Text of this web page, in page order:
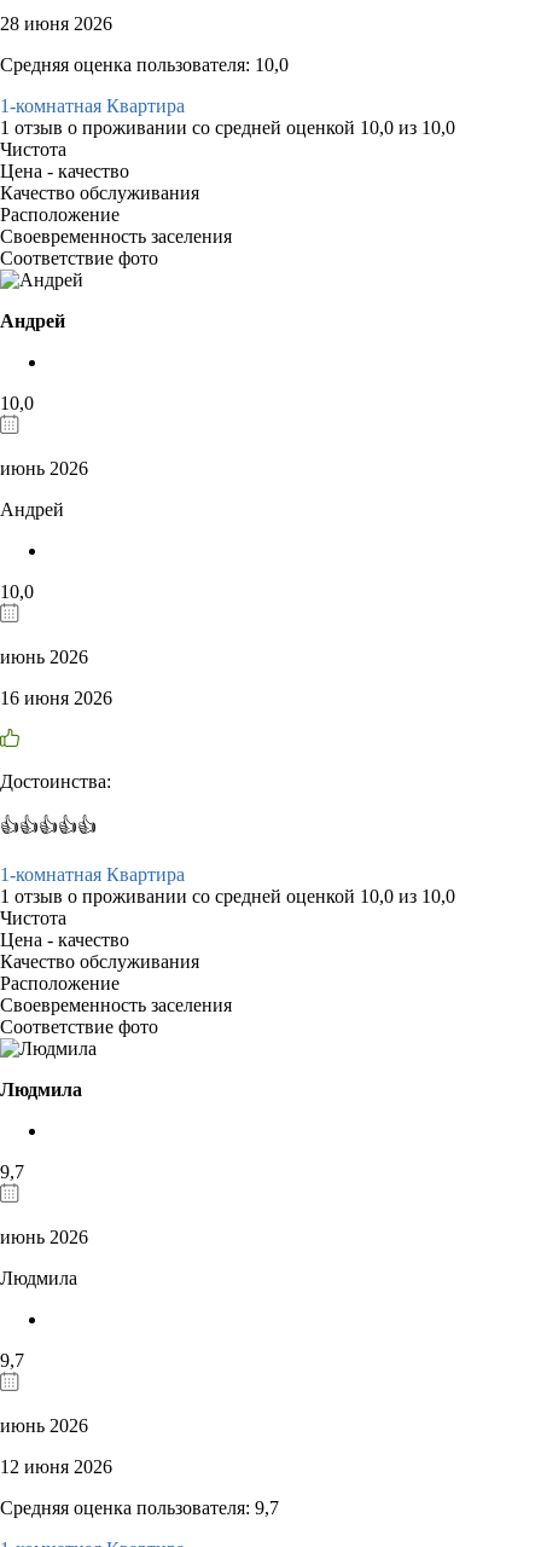
28 июня 2026
Средняя оценка пользователя: 10,0
1-комнатная Квартира
1 отзыв о проживании со средней оценкой 10,0 из 10,0
Чистота
Цена - качество
Качество обслуживания
Расположение
Своевременность заселения
Соответствие фото
Андрей
10,0
июнь 2026
Андрей
10,0
июнь 2026
16 июня 2026
Достоинства:
👍👍👍👍👍
1-комнатная Квартира
1 отзыв о проживании со средней оценкой 10,0 из 10,0
Чистота
Цена - качество
Качество обслуживания
Расположение
Своевременность заселения
Соответствие фото
Людмила
9,7
июнь 2026
Людмила
9,7
июнь 2026
12 июня 2026
Средняя оценка пользователя: 9,7